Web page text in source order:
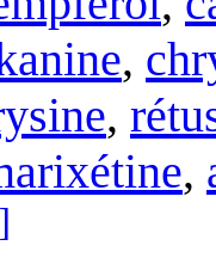
,
,
,
]